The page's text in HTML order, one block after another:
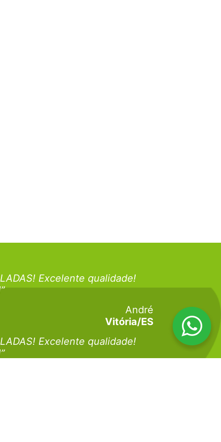
Excelente qualidade!
André
Vitória/ES
Excelente qualidade!